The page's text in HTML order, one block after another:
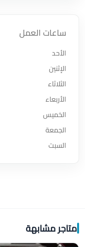
ساعات العمل
الأحد
الإثنين
الثلاثاء
الأربعاء
الخميس
الجمعة
السبت
متاجر مشابهة